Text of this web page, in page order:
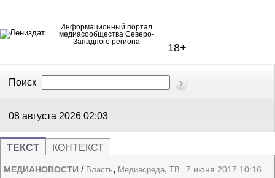
Информационный портал
медиасообщества Северо-
Западного региона
18+
Поиск
08 августа 2026 02:03
ТЕКСТ КОНТЕКСТ
МЕДИАНОВОСТИ / Власть, Медиасреда, ТВ 7 июня 2017 10:16